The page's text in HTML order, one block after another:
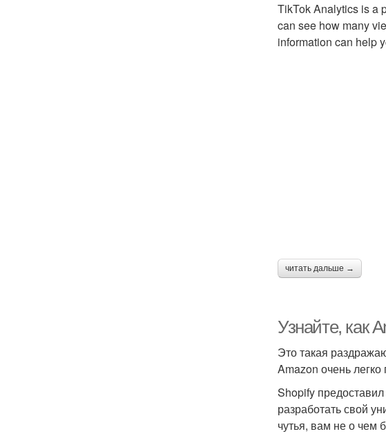
TikTok Analytics is a
can see how many
information can help
читать дальше →
Узнайте, как
Это такая
Amazon очень
Shopify
разработать свой
чутья, вам не о чем